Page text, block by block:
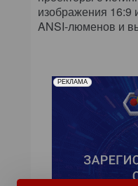
изображения 16:9
ANSI-люменов и
РЕКЛАМА